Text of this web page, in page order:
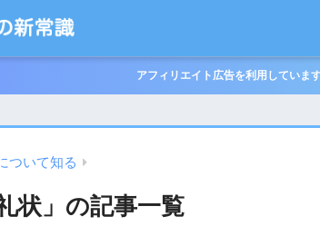
アフィリエイト広告を利用していま
ついて知る
状」の記事一覧